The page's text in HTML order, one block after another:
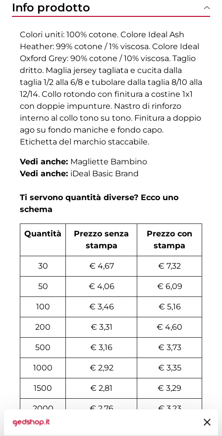
Info prodotto
Colori uniti: 100% cotone. Colore Ideal Ash
Heather: 99% cotone / 1% viscosa. Colore Ideal
Oxford Grey: 90% cotone / 10% viscosa. Taglio
dritto. Maglia jersey tagliata e cucita dalla
taglia 1/2 alla 6/8 e tubolare dalla taglia 8/10 alla
12/14. Collo rotondo con finitura a costine 1x1
con doppie impunture. Nastro di rinforzo
interno al collo tono su tono. Finitura a doppio
ago su fondo maniche e fondo capo.
Etichetta del marchio staccabile.
Vedi anche: Magliette Bambino
Vedi anche: iDeal Basic Brand
Ti servono quantità diverse? Ecco uno
schema
Quantità
Prezzo senza
stampa
Prezzo con
stampa
30 € 4,67 € 7,32
50 € 4,06 € 6,09
100 € 3,46 € 5,16
200 € 3,31 € 4,60
500 € 3,16 € 3,73
1000 € 2,92 € 3,35
1500 € 2,81 € 3,29
2000 € 2,76 € 3,23
3000